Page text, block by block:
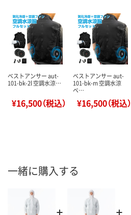
ベストアンサー aut-
101-bk-2l 空調水涼…
¥16,500（税込）
ベストアンサー aut-
101-bk-m 空調水涼
ベ…
¥16,500（税込）
一緒に購入する